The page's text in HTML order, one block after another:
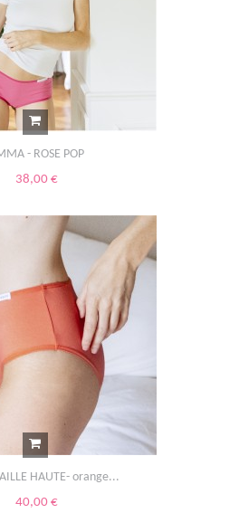
- ROSE POP
38,00 €
HAUTE- orange...
40,00 €